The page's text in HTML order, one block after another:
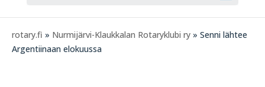
rotary.fi » Nurmijärvi-Klaukkalan Rotaryklubi ry » Senni lähtee
Argentiinaan elokuussa